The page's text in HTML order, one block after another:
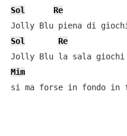
Sol
Re
Sol
Re
Mim
si ma forse in fondo in